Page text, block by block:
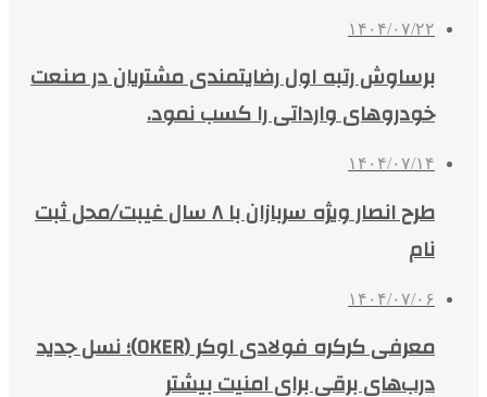
۱۴۰۴/۰۷/۲۲
برساوش رتبه اول رضایتمندی مشتریان در صنعت
خودروهای وارداتی را کسب نمود.
۱۴۰۴/۰۷/۱۴
طرح انصار ویژه سربازان با ۸ سال غیبت/محل ثبت
نام
۱۴۰۴/۰۷/۰۶
معرفی کرکره فولادی اوکر (OKER)؛ نسل جدید
درب‌های برقی برای امنیت بیشتر